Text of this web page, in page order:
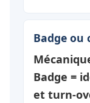
Badge ou
Badge =
et turn-